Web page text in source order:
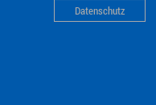
Datenschutz